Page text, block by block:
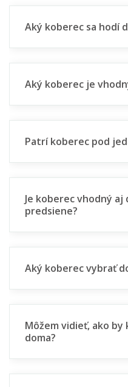
Aký koberec sa hodí
Aký koberec je
Patrí koberec pod
Je koberec vhodný aj
predsiene?
Aký koberec vybrať
Môžem vidieť, ako by
doma?